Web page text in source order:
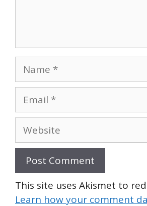
Name
Email
Website
This site uses Akismet to
Learn how your comment